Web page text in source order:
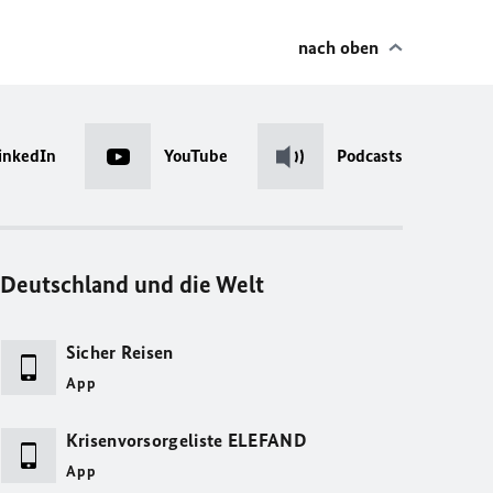
nach oben
YouTube Podcasts
Deutschland und die Welt
Sicher Reisen
App
Krisenvorsorgeliste ELEFAND
App